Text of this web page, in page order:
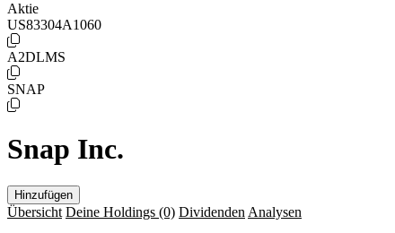
Aktie
US83304A1060
A2DLMS
SNAP
Snap Inc.
Hinzufügen
Übersicht Deine Holdings (0) Dividenden Analysen